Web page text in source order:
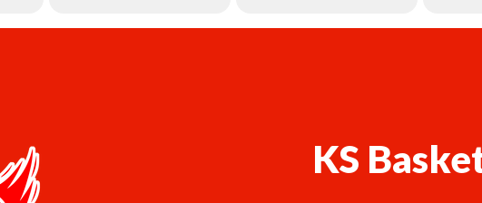
KS